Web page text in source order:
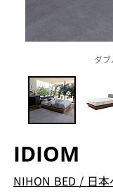
ダブ
IDIOM
NIHON BED / 日本